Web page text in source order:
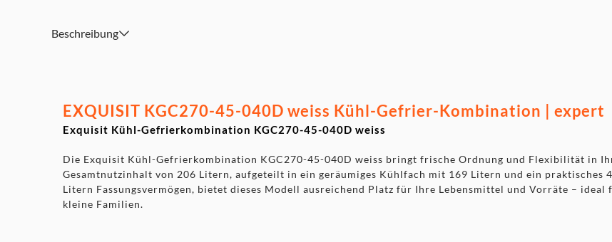
Beschreibung
EXQUISIT KGC270-45-040D weiss Kühl-Gefrier-Kombination | expert
Exquisit Kühl-Gefrierkombination KGC270-45-040D weiss
Die Exquisit Kühl-Gefrierkombination KGC270-45-040D weiss bringt frische Ordnung und Flexibilität in
Gesamtnutzinhalt von 206 Litern, aufgeteilt in ein geräumiges Kühlfach mit 169 Litern und ein praktisches
Litern Fassungsvermögen, bietet dieses Modell ausreichend Platz für Ihre Lebensmittel und Vorräte – ideal
kleine Familien.